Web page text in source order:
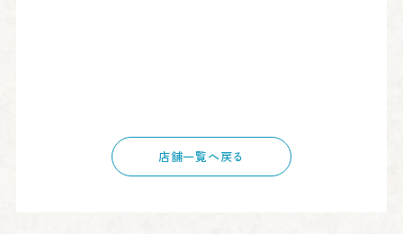
店舗一覧へ戻る